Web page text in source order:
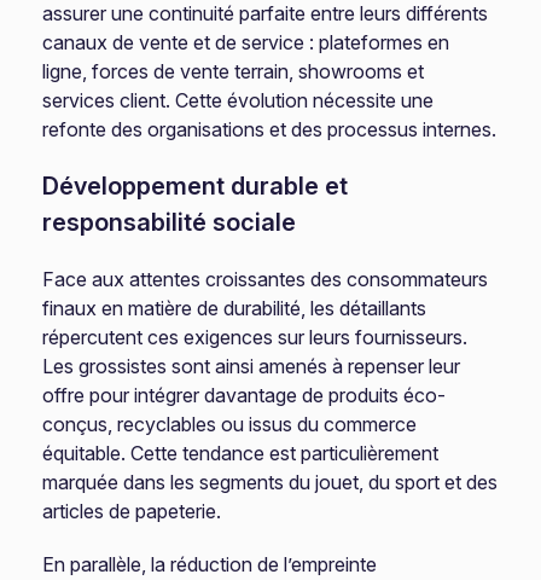
assurer une continuité parfaite entre leurs différents
canaux de vente et de service : plateformes en
ligne, forces de vente terrain, showrooms et
services client. Cette évolution nécessite une
refonte des organisations et des processus internes.
Développement durable et
responsabilité sociale
Face aux attentes croissantes des consommateurs
finaux en matière de durabilité, les détaillants
répercutent ces exigences sur leurs fournisseurs.
Les grossistes sont ainsi amenés à repenser leur
offre pour intégrer davantage de produits éco-
conçus, recyclables ou issus du commerce
équitable. Cette tendance est particulièrement
marquée dans les segments du jouet, du sport et des
articles de papeterie.
En parallèle, la réduction de l’empreinte